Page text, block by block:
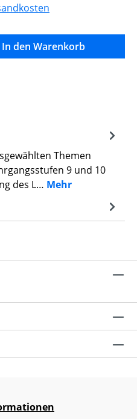
den gewünschten
In den Warenkorb
Themen
9 und 10
des L… Mehr